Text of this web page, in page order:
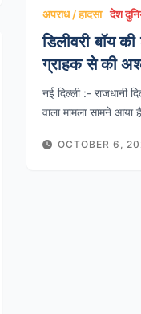
अपराध / हादसा देश
डिलीवरी बॉय
ग्राहक से की
नई दिल्ली :- राजधानी
वाला मामला सामने
OCTOBER 6,